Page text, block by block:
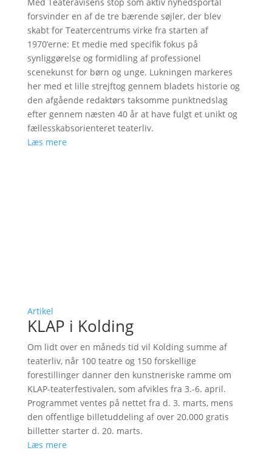
forsvinder en af de tre bærende søjler, der blev
skabt for Teatercentrums virke fra starten af
1970’erne: Et medie med specifik fokus på
synliggørelse og formidling af professionel
scenekunst for børn og unge. Lukningen markeres
her med et lille strejftog gennem bladets historie og
den afgående redaktørs taksomme punktnedslag
efter gennem næsten 40 år at have fulgt et unikt og
fællesskabsorienteret teaterliv.
Læs mere
Artikel
KLAP i Kolding
Om lidt over en måneds tid vil Kolding summe af
teaterliv, når 100 teatre og 150 forskellige
forestillinger danner den kunstneriske ramme om
KLAP-teaterfestivalen, som afvikles fra 3.-6. april.
Programmet ventes på nettet fra d. 3. marts, mens
den offentlige billetuddeling af over 20.000 gratis
billetter starter d. 20. marts.
Læs mere